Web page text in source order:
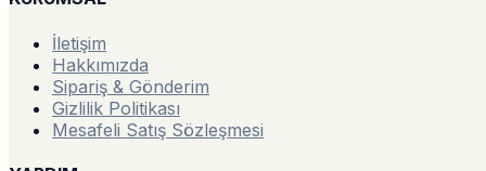
İletişim
Hakkımızda
Sipariş & Gönderim
Gizlilik Politikası
Mesafeli Satış Sözleşmesi